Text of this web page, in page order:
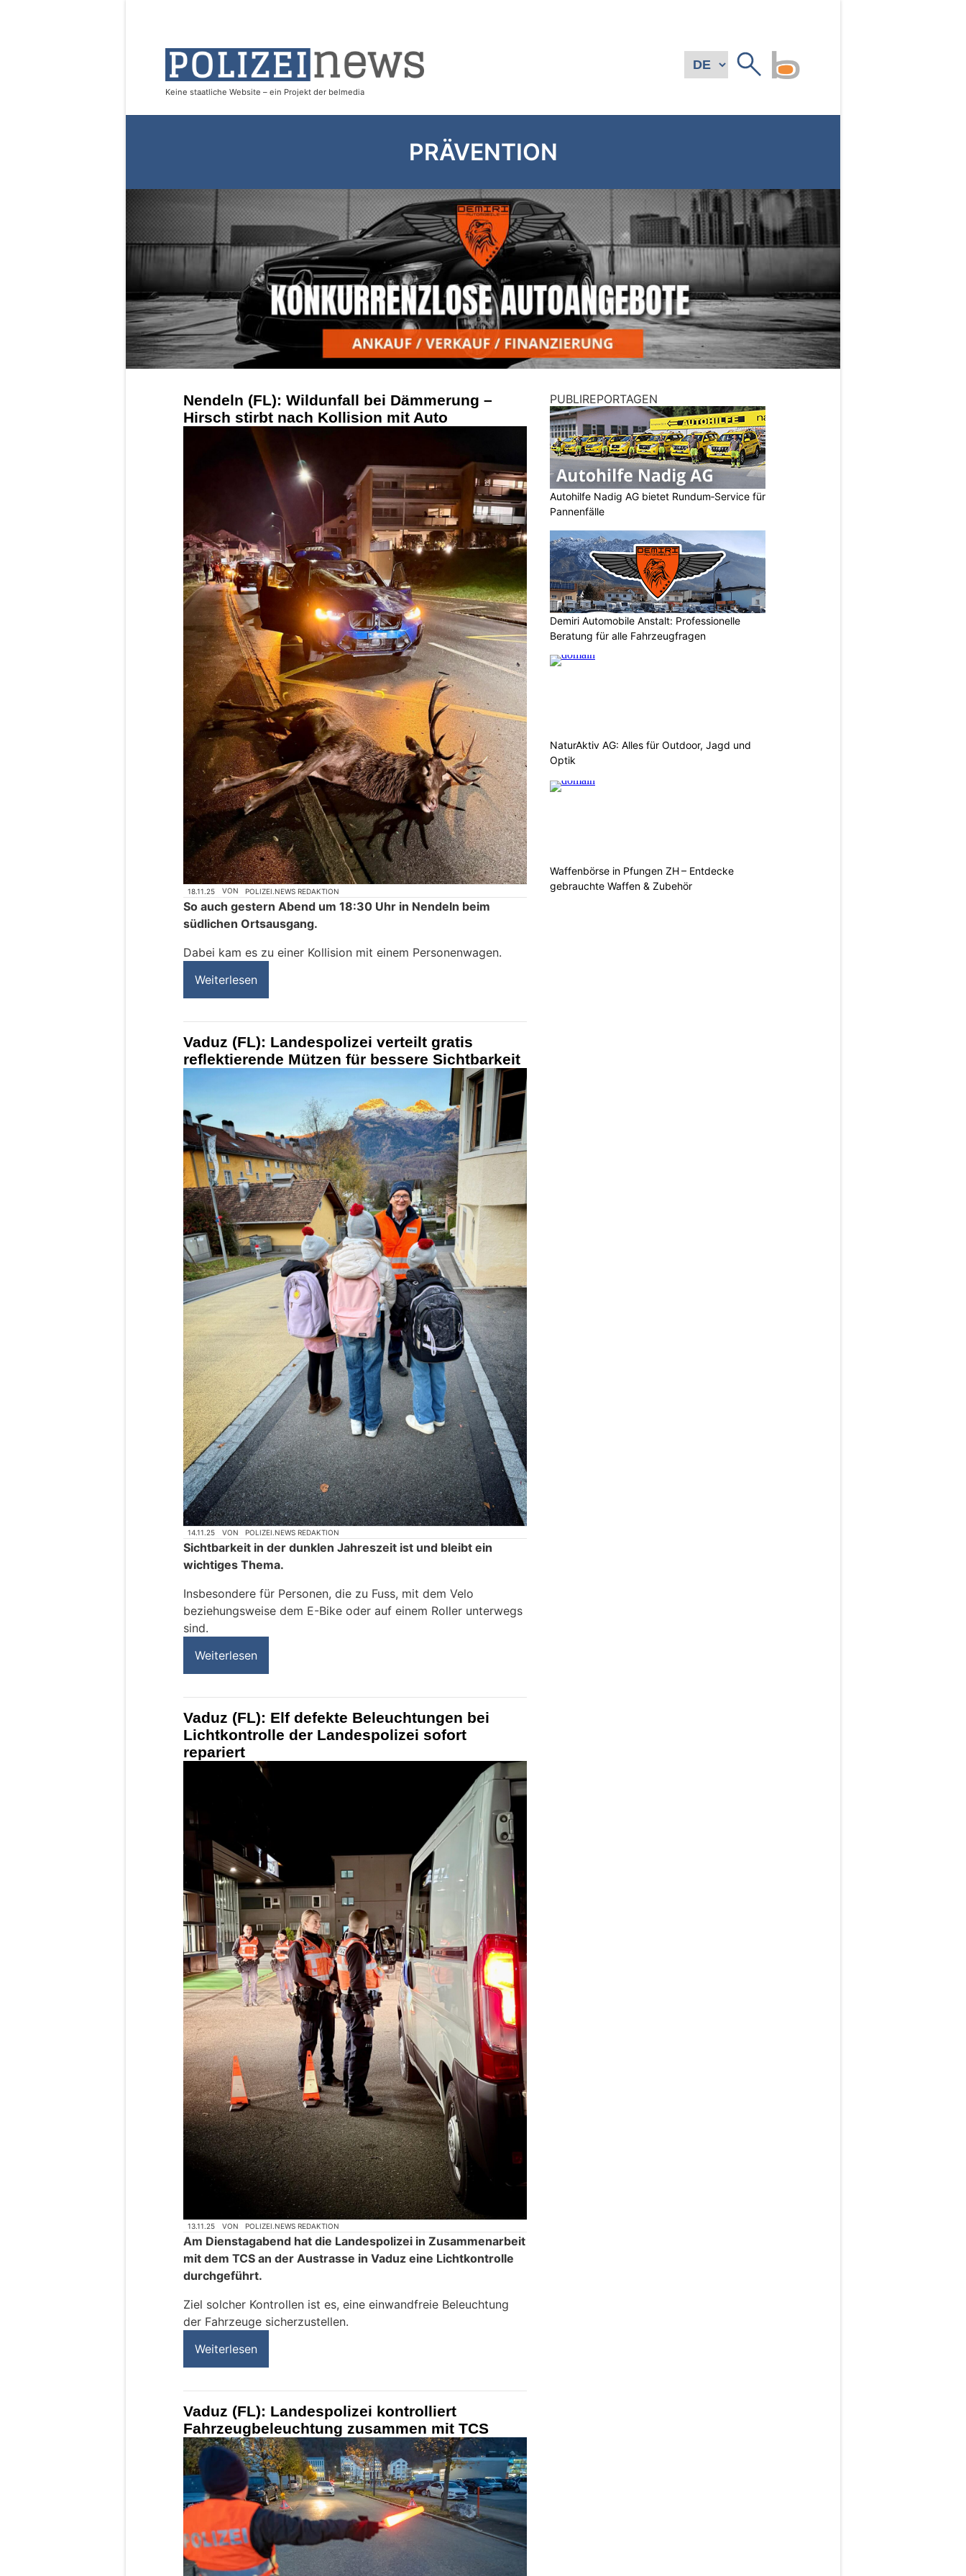
PRÄVENTION
Nendeln (FL): Wildunfall bei Dämmerung –
Hirsch stirbt nach Kollision mit Auto
18.11.25 VON POLIZEI.NEWS REDAKTION
So auch gestern Abend um 18:30 Uhr in Nendeln beim
südlichen Ortsausgang.
Dabei kam es zu einer Kollision mit einem Personenwagen.
Weiterlesen
Vaduz (FL): Landespolizei verteilt gratis
reflektierende Mützen für bessere Sichtbarkeit
14.11.25 VON POLIZEI.NEWS REDAKTION
Sichtbarkeit in der dunklen Jahreszeit ist und bleibt ein
wichtiges Thema.
Insbesondere für Personen, die zu Fuss, mit dem Velo
beziehungsweise dem E-Bike oder auf einem Roller unterwegs
sind.
Weiterlesen
Vaduz (FL): Elf defekte Beleuchtungen bei
Lichtkontrolle der Landespolizei sofort
repariert
13.11.25 VON POLIZEI.NEWS REDAKTION
Am Dienstagabend hat die Landespolizei in Zusammenarbeit
mit dem TCS an der Austrasse in Vaduz eine Lichtkontrolle
durchgeführt.
Ziel solcher Kontrollen ist es, eine einwandfreie Beleuchtung
der Fahrzeuge sicherzustellen.
Weiterlesen
Vaduz (FL): Landespolizei kontrolliert
Fahrzeugbeleuchtung zusammen mit TCS
PUBLIREPORTAGEN
Autohilfe Nadig AG bietet Rundum‑Service für
Pannenfälle
Demiri Automobile Anstalt: Professionelle
Beratung für alle Fahrzeugfragen
NaturAktiv AG: Alles für Outdoor, Jagd und
Optik
Waffenbörse in Pfungen ZH – Entdecke
gebrauchte Waffen & Zubehör